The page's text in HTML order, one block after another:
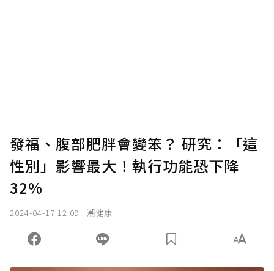
發福、腹部肥胖會變笨？ 研究：「這
性別」影響最大！執行功能恐下降
32%
2024-04-17 12:09 潮健康